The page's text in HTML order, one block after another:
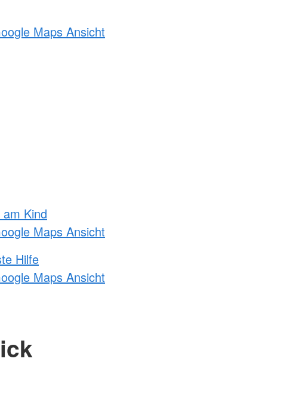
Maps Ansicht
Kind
Maps Ansicht
Hilfe
Maps Ansicht